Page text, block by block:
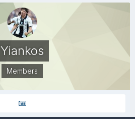
Yiankos
Members